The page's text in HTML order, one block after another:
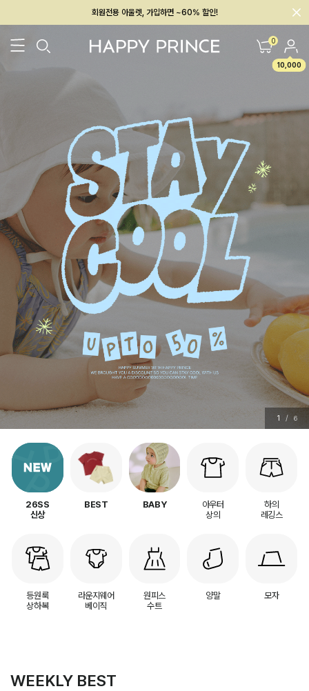
회원전용 아울렛, 가입하면 ~60% 할인!
멤버십 최대 28,000원 혜택 0
10,000
2 / 6
26SS
신상
BEST BABY
아우터
상의
하의
레깅스
등원룩
상하복
라운지웨어
베이직
원피스
수트
양말 모자
WEEKLY BEST